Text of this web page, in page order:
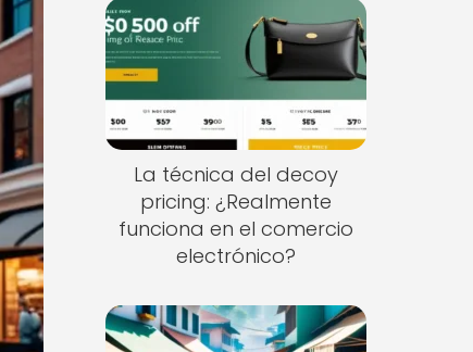
La técnica del decoy
pricing: ¿Realmente
funciona en el comercio
electrónico?